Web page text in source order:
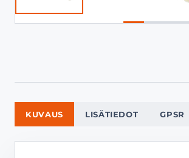
KUVAUS LISÄTIEDOT GPSR